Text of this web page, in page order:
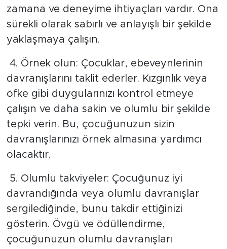
zamana ve deneyime ihtiyaçları vardır. Ona
sürekli olarak sabırlı ve anlayışlı bir şekilde
yaklaşmaya çalışın.
4. Örnek olun: Çocuklar, ebeveynlerinin
davranışlarını taklit ederler. Kızgınlık veya
öfke gibi duygularınızı kontrol etmeye
çalışın ve daha sakin ve olumlu bir şekilde
tepki verin. Bu, çocuğunuzun sizin
davranışlarınızı örnek almasına yardımcı
olacaktır.
5. Olumlu takviyeler: Çocuğunuz iyi
davrandığında veya olumlu davranışlar
sergilediğinde, bunu takdir ettiğinizi
gösterin. Övgü ve ödüllendirme,
çocuğunuzun olumlu davranışları